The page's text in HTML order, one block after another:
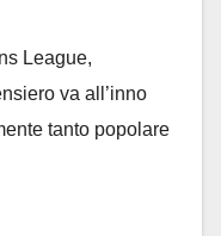
League,
va all’inno
tanto popolare